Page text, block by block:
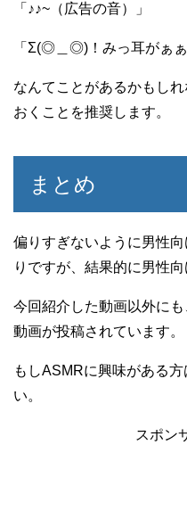
「♪♪~（広告の音）」
「Σ(◎＿◎)！みっ耳がぁぁ
なんてことがあるかもし
おくことを推奨します。
まとめ
偏りすぎないように男性
りですが、結果的に男性
今回紹介した動画以外に
動画が投稿されています。
もしASMRに興味がある
い。
スポン